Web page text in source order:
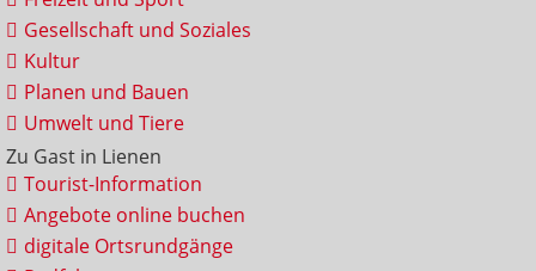
Gesellschaft und Soziales
Kultur
Planen und Bauen
Umwelt und Tiere
Zu Gast in Lienen
Tourist-Information
Angebote online buchen
digitale Ortsrundgänge